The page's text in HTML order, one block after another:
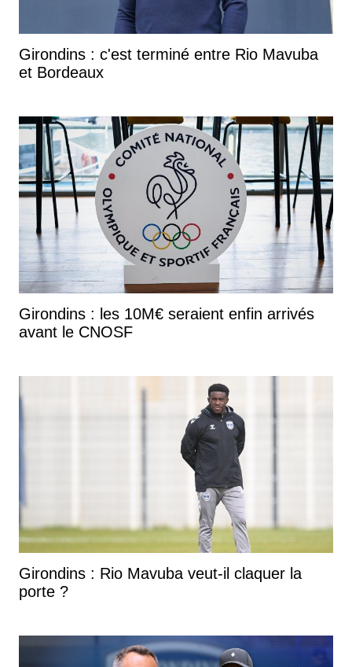
Girondins : c'est terminé entre Rio Mavuba
et Bordeaux
Girondins : les 10M€ seraient enfin arrivés
avant le CNOSF
Girondins : Rio Mavuba veut-il claquer la
porte ?